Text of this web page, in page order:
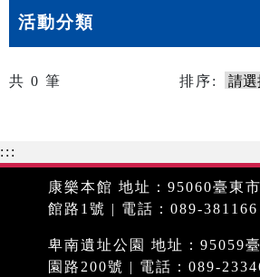
活動分類
共 0 筆 排序:
:::
康樂本館 地址：95060臺東
館路1號 | 電話：089-381166
卑南遺址公園 地址：95059
園路200號 | 電話：089-